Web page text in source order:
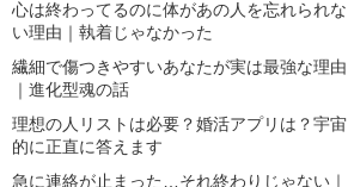
心は終わってるのに体があの人を忘れられな
い理由｜執着じゃなかった
繊細で傷つきやすいあなたが実は最強な理由
｜進化型魂の話
理想の人リストは必要？婚活アプリは？宇宙
的に正直に答えます
急に連絡が止まった…それ終わりじゃない｜